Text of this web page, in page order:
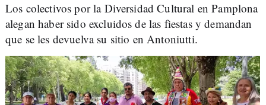
Los colectivos por la Diversidad Cultural en Pamplona
alegan haber sido excluidos de las fiestas y demandan
que se les devuelva su sitio en Antoniutti.